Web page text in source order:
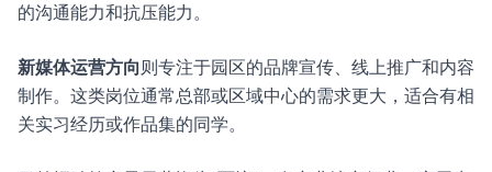
的沟通能力和抗压能力。
新媒体运营方向 则专注于园区的品牌宣传、线上推广和内容
制作。这类岗位通常总部或区域中心的需求更大，适合有相
关实习经历或作品集的同学。